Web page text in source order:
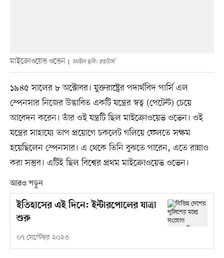
মাইক্রোওয়েভ ওভেন ফাইল ছবি: রয়টার্স
১৯৪৫ সালের ৮ অক্টোবর। যুক্তরাষ্ট্রের পদার্থবিদ পার্সি এল
স্পেনসার নিজের উদ্ভাবিত একটি যন্ত্রের স্বত্ব (পেটেন্ট) চেয়ে
আবেদন করেন। তাঁর ওই যন্ত্রটি ছিল মাইক্রোওয়েভ ওভেন। ওই
যন্ত্রের সাহায্যে তাপ প্রয়োগে চকলেট গলিয়ে ফেলতে সক্ষম
হয়েছিলেন স্পেনসার। এ থেকে তিনি বুঝতে পারেন, এতে রান্নাও
করা সম্ভব। এটিই ছিল বিশ্বের প্রথম মাইক্রোওয়েভ ওভেন।
আরও পড়ুন
ইতিহাসের এই দিনে: ইন্টারপোলের যাত্রা
শুরু
০৭ সেপ্টেম্বর ২০২৩